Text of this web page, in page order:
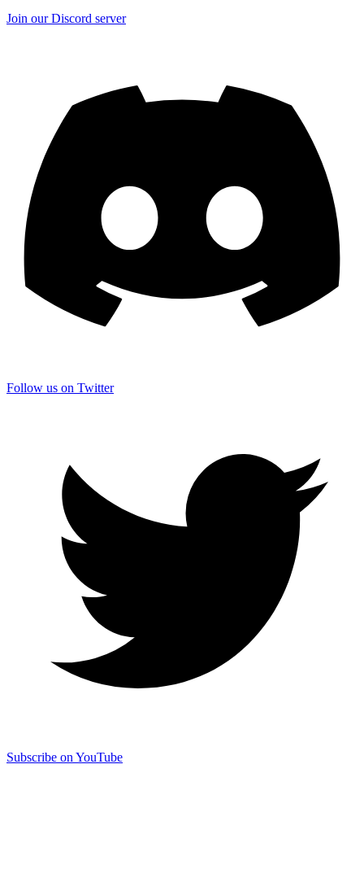
Join our Discord server
Follow us on Twitter
Subscribe on YouTube